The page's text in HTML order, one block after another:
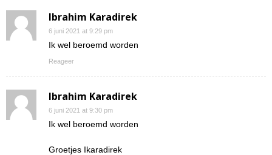
Ibrahim Karadirek
6 juni 2021 at 9:29 pm
Ik wel beroemd worden
Reageer
Ibrahim Karadirek
6 juni 2021 at 9:30 pm
Ik wel beroemd worden
Groetjes Ikaradirek